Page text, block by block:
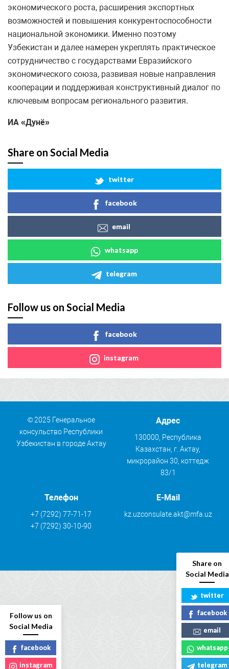
экономического роста, расширения экспортных
возможностей и повышения конкурентоспособности
национальной экономики. Именно поэтому
Узбекистан и далее намерен укреплять практическое
сотрудничество с государствами Евразийского
экономического союза, развивая новые направления
кооперации и поддерживая конструктивный диалог по
ключевым вопросам регионального развития.
ИА «Дунё»
Share on Social Media
twitter
facebook
email
whatsapp
telegram
Follow us on Social Media
facebook
instagram
© 2025 Генеральное
консульство Республики
Узбекистан в городе Актау
Адрес
130000, Республика
Казахстан, г. Актау,
микрорайон 30, коттедж
83/1
Телефон
+7 (7292) 77-71-17
+7 (7292) 30-10-90
E-Mail
kz.uzconsulate.akt@mfa.uz
Share on
Social Media
twitter
facebook
email
whatsapp
telegram
Follow us on
Social Media
facebook
instagram